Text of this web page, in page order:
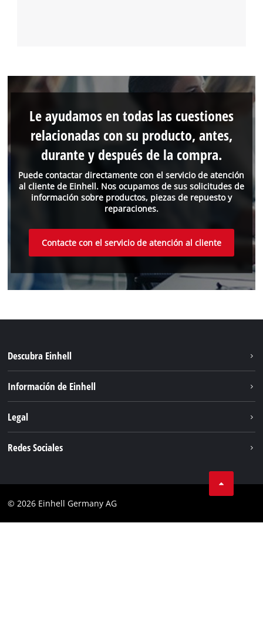
Puede contactar directamente con el servicio de atención
al cliente de Einhell. Nos ocupamos de sus solicitudes de
información sobre productos, piezas de repuesto y
reparaciones.
Le ayudamos en todas las cuestiones
relacionadas con su producto, antes,
durante y después de la compra.
Contacte con el servicio de atención al cliente
Descubra Einhell
Servicio
Información de Einhell
Legal
Cumplimiento
Redes Sociales
Tiktok
© 2026 Einhell Germany AG